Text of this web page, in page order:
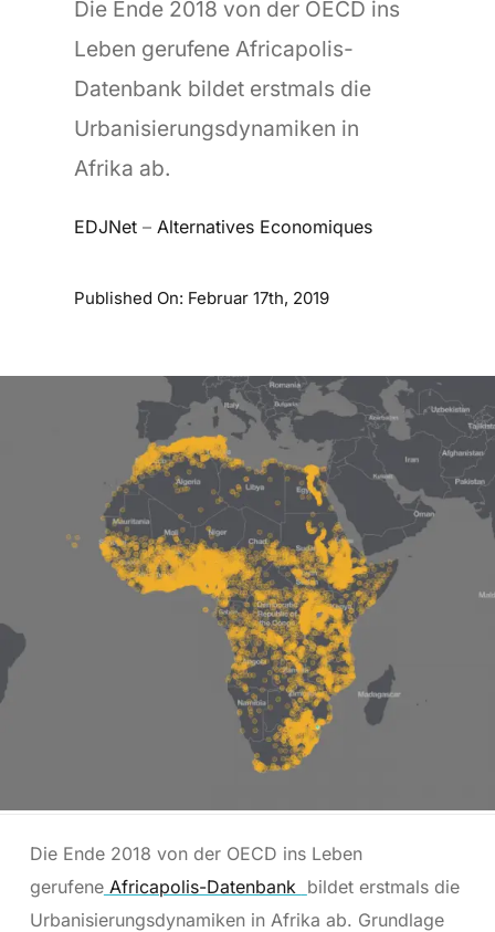
Die Ende 2018 von der OECD ins
Leben gerufene Africapolis-
Datenbank bildet erstmals die
Urbanisierungsdynamiken in
Afrika ab.
EDJNet – Alternatives Economiques
Published On: Februar 17th, 2019
Die Ende 2018 von der OECD ins Leben
gerufeneAfricapolis-Datenbank bildet erstmals die
Urbanisierungsdynamiken in Afrika ab. Grundlage